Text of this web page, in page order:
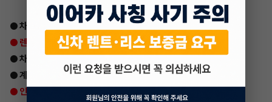
● 차종 : 기아 더뉴 카니발 하이리무진 9인승 디젤 프레스티지
● 렌트료 : 1,022,900원
● 차량번호 : 66호 0527
● 계약기간 : 48개월 / 2023년5월 종료
● 인수가 : 23,535,600원